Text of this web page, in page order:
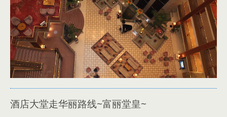
酒店大堂走华丽路线~富丽堂皇~